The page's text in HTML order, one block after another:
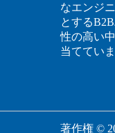
なエンジ
とする
性の高い
当ててい
著作権 ©